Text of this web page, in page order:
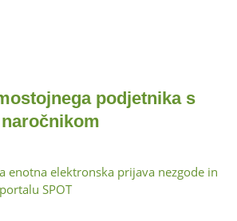
podjetnika s